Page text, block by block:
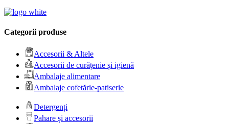
Categorii produse
Accesorii & Altele
Accesorii de curățenie și igienă
Ambalaje alimentare
Ambalaje cofetărie-patiserie
Detergenți
Pahare și accesorii